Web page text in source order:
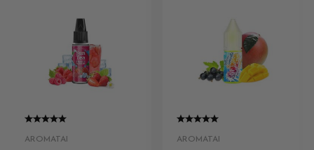
AROMATAI AROMATAI